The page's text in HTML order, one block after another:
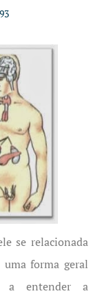
se relacionada
uma forma geral
a entender a